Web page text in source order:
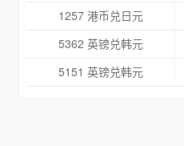
1257 港币兑日元
5362 英镑兑韩元
5151 英镑兑韩元